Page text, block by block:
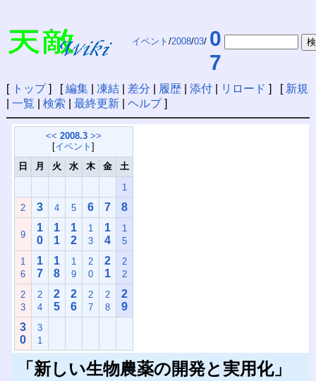
イベント /2008/03/ 0
7
[ トップ] [編集| 凍結| 差分 履歴| 添付| リロード ] [ 新規
一覧 検索 最終更新| ヘルプ]
<< 2008.3 >>
[イベント]
日
月 火 水 木 金
土
1
2
3 4 5 6 7 8
9
1
0
1
1
1
2
1
3
1
4
1
5
1
6
1
7
1
8
1
9
2
0
2
1
2
2
2
3
2
4
2
5
2
6
2
7
2
8
2
9
3
0
3
1
「新しい生物農薬の開発と実用化」